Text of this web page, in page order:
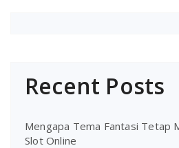
Recent Posts
Mengapa Tema Fantasi Tetap
Slot Online